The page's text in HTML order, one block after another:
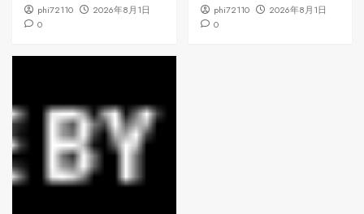
phi72110
2026年8月1日
0
phi72110
2026年8月1日
0